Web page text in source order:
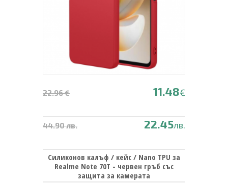
22.96 € 11.48€
44.90 лв. 22.45лв.
Силиконов калъф / кейс / Nano TPU за
Realme Note 70T - червен гръб със
защита за камерата